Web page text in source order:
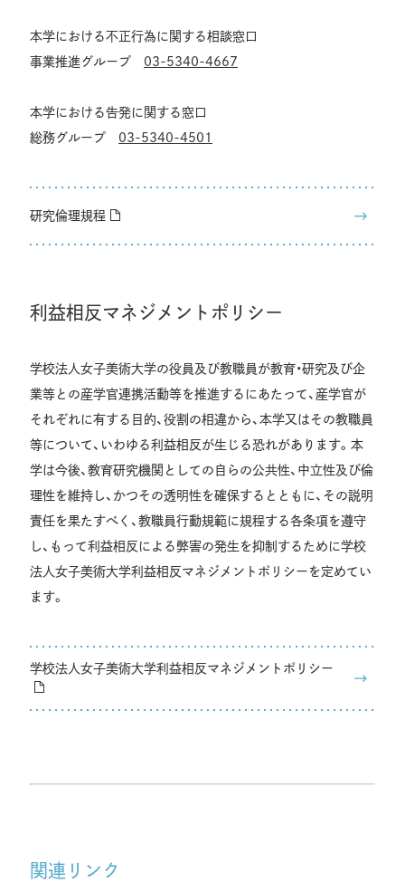
本学における不正行為に関する相談窓口
事業推進グループ 03-5340-4667
本学における告発に関する窓口
総務グループ 03-5340-4501
研究倫理規程
利益相反マネジメントポリシー
学校法人女子美術大学の役員及び教職員が教育・研究及び企
業等との産学官連携活動等を推進するにあたって、産学官が
それぞれに有する目的、役割の相違から、本学又はその教職員
等について、いわゆる利益相反が生じる恐れがあります。本
学は今後、教育研究機関としての自らの公共性、中立性及び倫
理性を維持し、かつその透明性を確保するとともに、その説明
責任を果たすべく、教職員行動規範に規程する各条項を遵守
し、もって利益相反による弊害の発生を抑制するために学校
法人女子美術大学利益相反マネジメントポリシーを定めてい
ます。
学校法人女子美術大学利益相反マネジメントポリシー
関連リンク